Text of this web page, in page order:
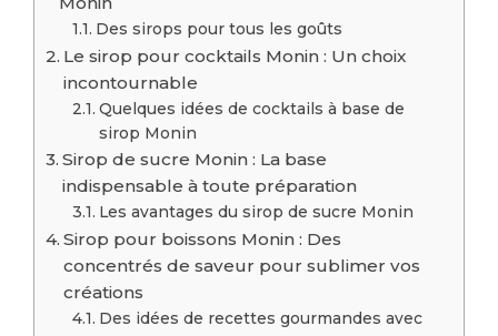
Des sirops pour tous les goûts
Le sirop pour cocktails Monin : Un choix
incontournable
Quelques idées de cocktails à base de
sirop Monin
Sirop de sucre Monin : La base
indispensable à toute préparation
Les avantages du sirop de sucre Monin
Sirop pour boissons Monin : Des
concentrés de saveur pour sublimer vos
créations
Des idées de recettes gourmandes avec